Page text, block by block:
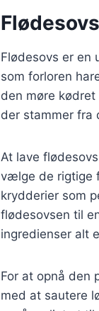
Flødesovs er en
som forloren
den møre
der stammer fra
At lave
vælge de rigtige
krydderier som
flødesovsen til
ingredienser alt
For at opnå den
med at sautere